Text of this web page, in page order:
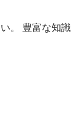
。 豊富な知識